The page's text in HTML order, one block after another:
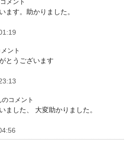
メント
ます。助かりました。
ント
とうございます
のコメント
ました、 大変助かりました。